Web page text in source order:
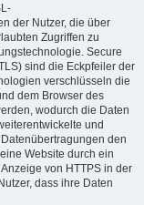
der Nutzer, die über
Zugriffen zu
Secure
sind die Eckpfeiler der
verschlüsseln die
dem Browser des
wodurch die Daten
und
den
Website durch ein
von HTTPS in der
dass ihre Daten